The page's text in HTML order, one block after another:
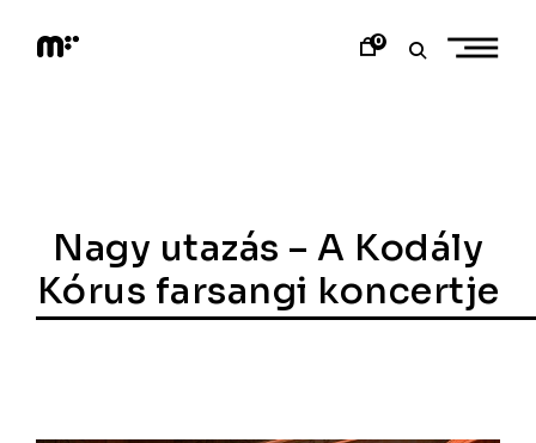
content
0
Nagy utazás – A Kodály
Kórus farsangi koncertje